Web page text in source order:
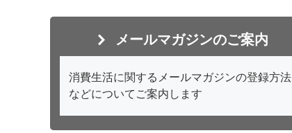
メールマガジンのご案内
消費生活に関するメールマガジンの登録方法
などについてご案内します